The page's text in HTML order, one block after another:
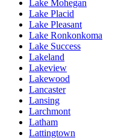
Lake Mohegan
Lake Placid
Lake Pleasant
Lake Ronkonkoma
Lake Success
Lakeland
Lakeview
Lakewood
Lancaster
Lansing
Larchmont
Latham
Lattingtown